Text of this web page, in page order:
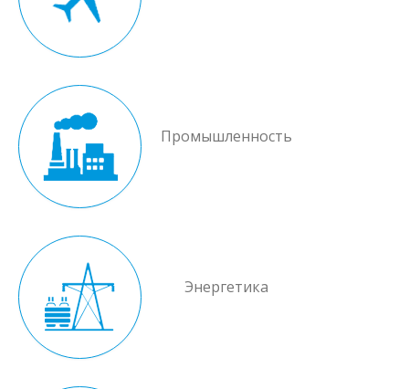
Промышленность
Энергетика